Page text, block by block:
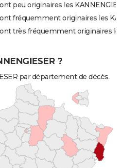
peu originaires les
fréquemment originaires les
très fréquemment originaires
?
par département de décès.